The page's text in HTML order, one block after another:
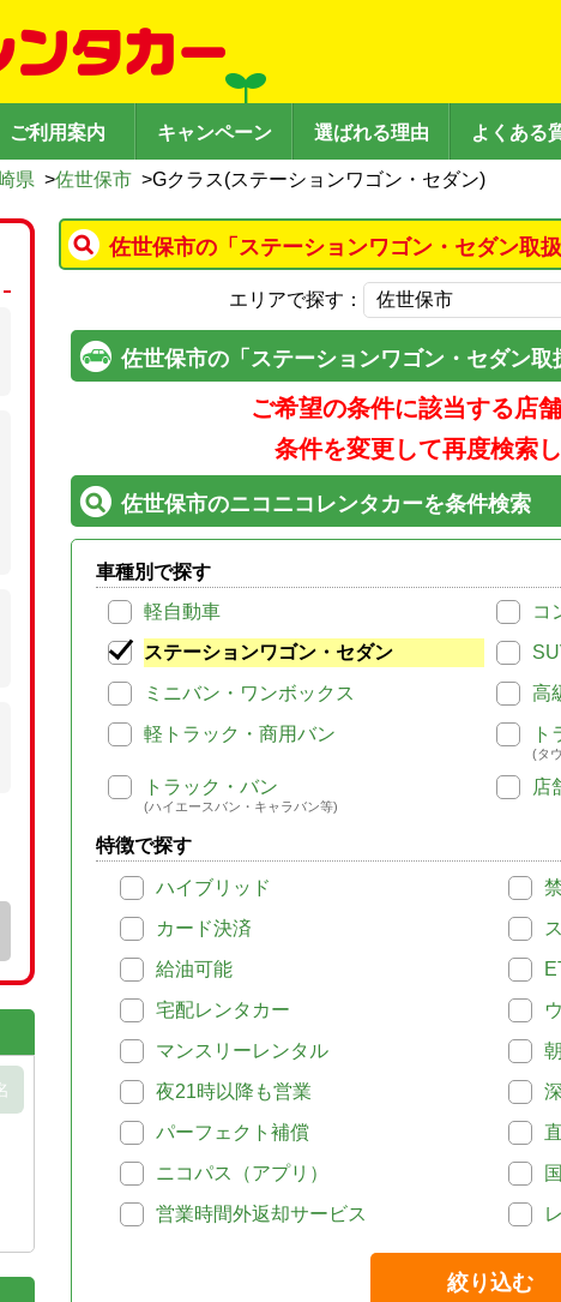
ご利用案内 キャンペーン 選ばれる理由 よくある
県 >佐世保市 >Gクラス(ステーションワゴン・セダン)
佐世保市の「ステーションワゴン・セダン取
エリアで探す：
佐世保市の「ステーションワゴン・セダン
ご希望の条件に該当する店
条件を変更して再度検索
佐世保市のニコニコレンタカーを条件検索
車種別で探す
軽自動車
コ
ステーションワゴン・セダン
ミニバン・ワンボックス
高
軽トラック・商用バン
ト
(タ
トラック・バン
(ハイエースバン・キャラバン等)
店
特徴で探す
ハイブリッド
カード決済
給油可能
宅配レンタカー
マンスリーレンタル
夜21時以降も営業
パーフェクト補償
ニコパス（アプリ）
営業時間外返却サービス
絞り込む